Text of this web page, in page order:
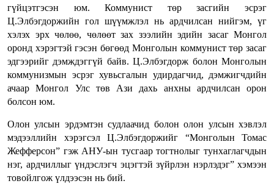
гүйцэтгэсэн юм. Коммунист төр засгийн эсрэг
Ц.Элбэгдоржийн гол шүүмжлэл нь ардчилсан нийгэм, үг
хэлэх эрх чөлөө, чөлөөт зах зээлийн эдийн засаг Монгол
оронд хэрэгтэй гэсэн бөгөөд Монголын коммунист төр засаг
эдгээрийг дэмждэггүй байв. Ц.Элбэгдорж болон Монголын
коммунизмын эсрэг хувьсгалын удирдагчид, дэмжигчдийн
ачаар Монгол Улс төв Ази дахь анхны ардчилсан орон
болсон юм.
Олон улсын эрдэмтэн судлаачид болон олон улсын хэвлэл
мэдээллийн хэрэгсэл Ц.Элбэгдоржийг “Монголын Томас
Жефферсон” гэж АНУ-ын тусгаар тогтнолыг тунхаглагчдын
нэг, ардчиллыг үндэслэгч эцэгтэй зүйрлэн нэрлэдэг” хэмээн
товойлгож үлдээсэн нь бий.